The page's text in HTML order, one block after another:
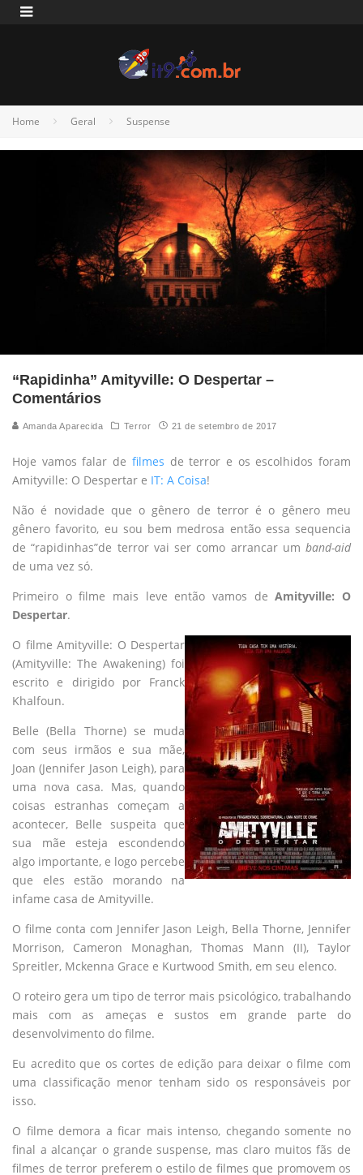
Home Geral Suspense
“Rapidinha” Amityville: O Despertar –
Comentários
Amanda Aparecida Terror 21 de setembro de 2017
Hoje vamos falar de filmes de terror e os escolhidos foram
Amityville: O Despertar e IT: A Coisa!
Não é novidade que o gênero de terror é o gênero meu
gênero favorito, eu sou bem medrosa então essa sequencia
de “rapidinhas”de terror vai ser como arrancar um band-aid
de uma vez só.
Primeiro o filme mais leve então vamos deAmityville: O
Despertar.
O filme Amityville: O Despertar
(Amityville: The Awakening) foi
escrito e dirigido por Franck
Khalfoun.
Belle (Bella Thorne) se muda
com seus irmãos e sua mãe,
Joan (Jennifer Jason Leigh), para
uma nova casa. Mas, quando
coisas estranhas começam a
acontecer, Belle suspeita que
sua mãe esteja escondendo
algo importante, e logo percebe
que eles estão morando na
infame casa de Amityville.
O filme conta com Jennifer Jason Leigh, Bella Thorne, Jennifer
Morrison, Cameron Monaghan, Thomas Mann (II), Taylor
Spreitler, Mckenna Grace e Kurtwood Smith, em seu elenco.
O roteiro gera um tipo de terror mais psicológico, trabalhando
mais com as ameças e sustos em grande parte do
desenvolvimento do filme.
Eu acredito que os cortes de edição para deixar o filme com
uma classificação menor tenham sido os responsáveis por
isso.
O filme demora a ficar mais intenso, chegando somente no
final a alcançar o grande suspense, mas claro muitos fãs de
filmes de terror preferem o estilo de filmes que promovem os